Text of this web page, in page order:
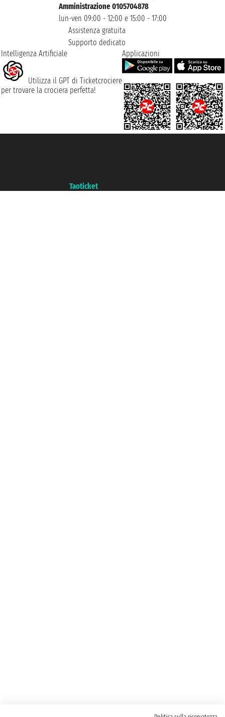
Amministrazione 0105704878
lun-ven 09:00 - 12:00 e 15:00 - 17:00
Assistenza gratuita
Supporto dedicato
Intelligenza Artificiale
Utilizza il GPT di Ticketcrociere
per trovare la crociera perfetta!
Applicazioni
Taoticket